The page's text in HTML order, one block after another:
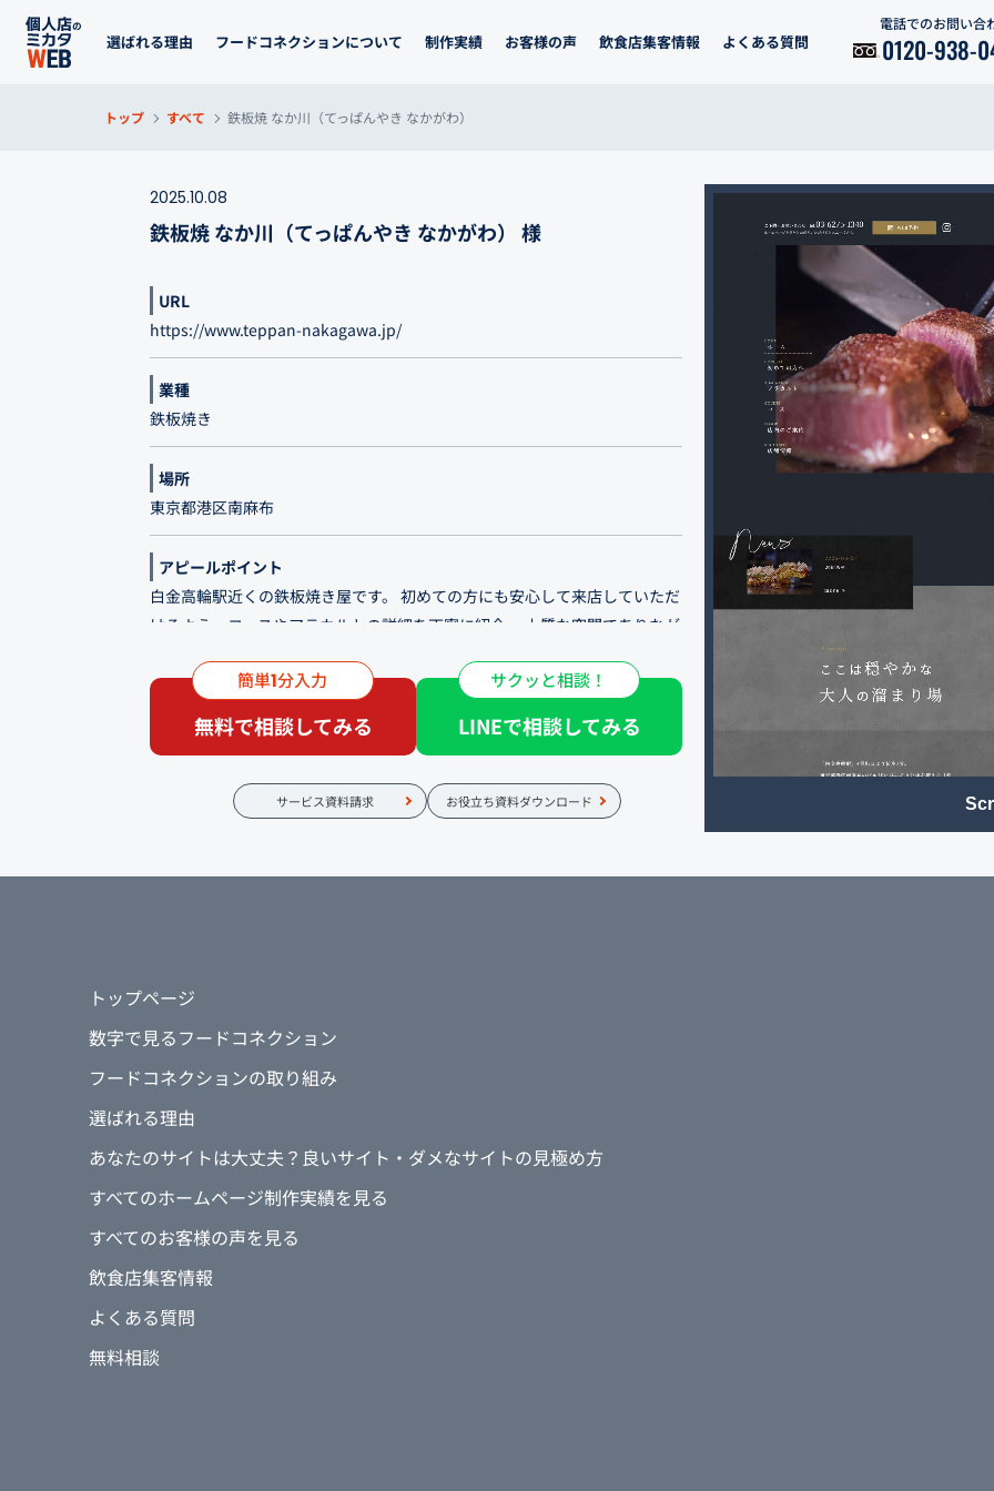
選ばれる理由 フードコネクションについて 制作実績 お客様の声 飲食店集客情報 よくある質問
電話でのお問い合
0120-938-
トップ すべて 鉄板焼 なか川（てっぱんやき なかがわ）
2025.10.08
鉄板焼 なか川（てっぱんやき なかがわ） 様
URL
https://www.teppan-nakagawa.jp/
業種
鉄板焼き
場所
東京都港区南麻布
アピールポイント
白金高輪駅近くの鉄板焼き屋です。 初めての方にも安心して来店していただ
けるよう、コースやアラカルトの詳細を丁寧に紹介。 上質な空間でありなが
い。カウンター席とテーブル席を設けた隠れ家のような店内は、少しばかり
贅沢な大人の溜まり場。 スタッフとお客様の距離が近く、初めての方でもす
ぐに馴染んでいただける居心地の良い空間です。
簡単1分入力
無料で相談してみる
サクッと相談！
LINEで相談してみる
サービス資料請求 お役立ち資料ダウンロード
トップページ
数字で見るフードコネクション
フードコネクションの取り組み
選ばれる理由
あなたのサイトは大丈夫？良いサイト・ダメなサイトの見極め方
すべてのホームページ制作実績を見る
すべてのお客様の声を見る
飲食店集客情報
よくある質問
無料相談